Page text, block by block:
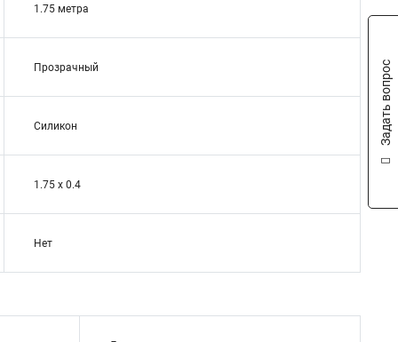
1.75 метра
Прозрачный
Силикон
1.75 x 0.4
Нет
Задать вопрос